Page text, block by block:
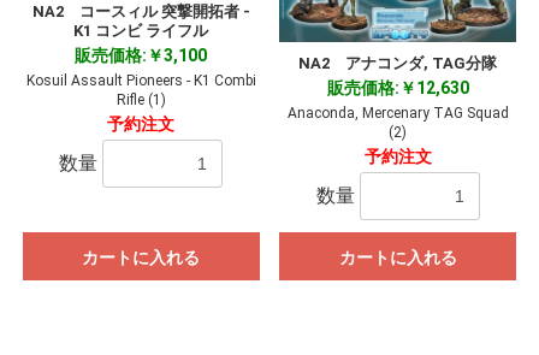
NA2 コースィル 突撃開拓者 -
K1 コンビ ライフル
販売価格:￥3,100
Kosuil Assault Pioneers - K1 Combi
Rifle (1)
予約注文
数量
カートに入れる
NA2 アナコンダ, TAG分隊
販売価格:￥12,630
Anaconda, Mercenary TAG Squad
(2)
予約注文
数量
カートに入れる